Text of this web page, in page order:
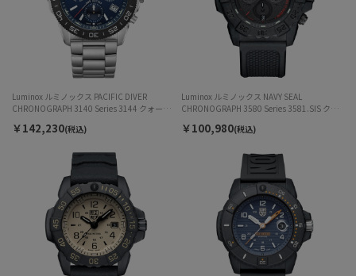
Luminox ルミノックス PACIFIC DIVER
CHRONOGRAPH 3140 Series 3144 クォーツ
￥142,230(税込)
Luminox ルミノックス NAVY SEAL
CHRONOGRAPH 3580 Series 3581.SIS クォ
￥100,980(税込)